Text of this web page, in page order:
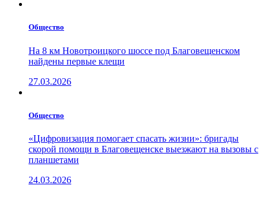
Общество
На 8 км Новотроицкого шоссе под Благовещенском
найдены первые клещи
27.03.2026
Общество
«Цифровизация помогает спасать жизни»: бригады
скорой помощи в Благовещенске выезжают на вызовы с
планшетами
24.03.2026